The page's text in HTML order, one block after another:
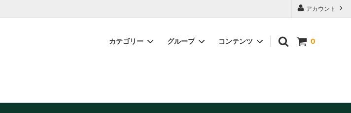
アカウント
0
カテゴリー グループ コンテンツ